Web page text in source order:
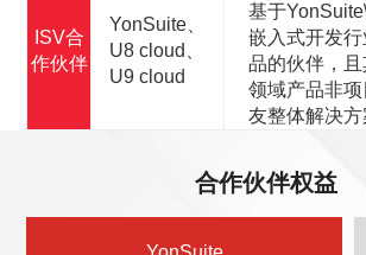
ISV合
作伙伴
YonSuite、
U8 cloud、
U9 cloud
基于
嵌入式开发
品的伙伴，
领域产品非
友整体解决方
合作伙伴权益